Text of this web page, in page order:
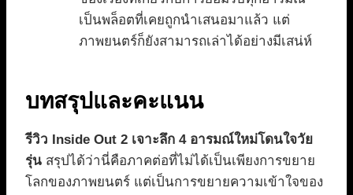
เป็นพล็อตที่เคยถูกนำเสนอมาแล้ว แต่
ภาพยนตร์ก็ยังสามารถเล่าได้อย่างมีเสน่ห์
บทสรุปและคะแนน
รีวิว Inside Out 2 เจาะลึก 4 อารมณ์ใหม่โดนใจวัย
รุ่น สรุปได้ว่านี่คือภาคต่อที่ไม่ได้เป็นเพียงการขยาย
โลกของภาพยนตร์ แต่เป็นการขยายความเข้าใจของ